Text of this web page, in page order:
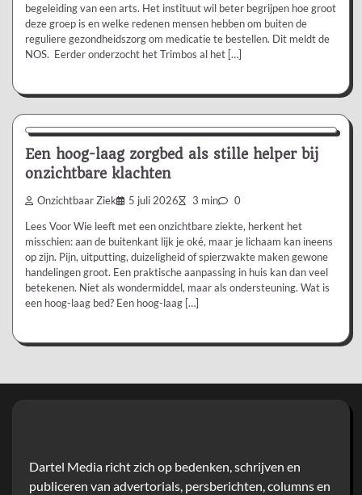
begeleiding van een arts. Het instituut wil beter begrijpen hoe groot
deze groep is en welke redenen mensen hebben om buiten de
reguliere gezondheidszorg om medicatie te bestellen. Dit meldt de
NOS. Eerder onderzocht het Trimbos al het […]
Aanbevolen
Een hoog-laag zorgbed als stille helper bij
onzichtbare klachten
Onzichtbaar Ziek 5 juli 2026 3 min 0
Lees Voor Wie leeft met een onzichtbare ziekte, herkent het
misschien: aan de buitenkant lijk je oké, maar je lichaam kan ineens
op zijn. Pijn, uitputting, duizeligheid of spierzwakte maken gewone
handelingen groot. Een praktische aanpassing in huis kan dan veel
betekenen. Niet als wondermiddel, maar als ondersteuning. Wat is
een hoog-laag bed? Een hoog-laag […]
Dartel Media richt zich op bedenken, schrijven en
publiceren van advertorials, persberichten, columns en